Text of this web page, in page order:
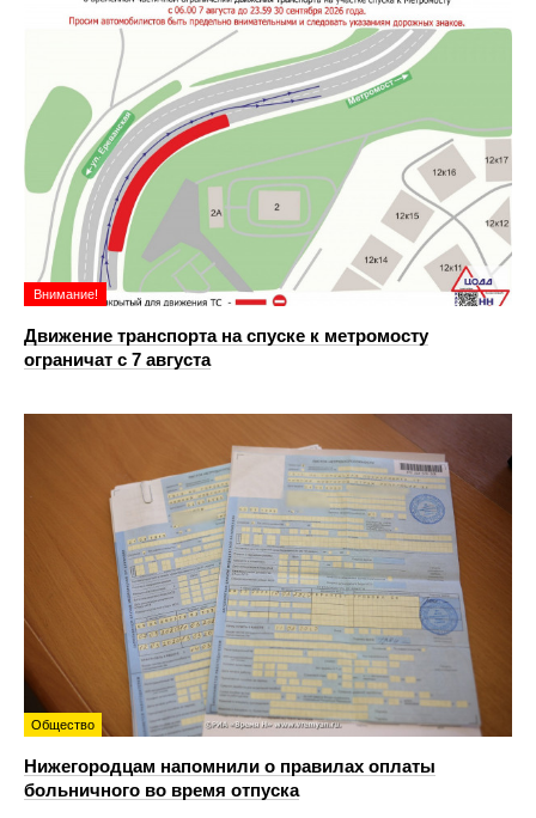
Внимание!
Движение транспорта на спуске к метромосту
ограничат с 7 августа
Общество
Нижегородцам напомнили о правилах оплаты
больничного во время отпуска